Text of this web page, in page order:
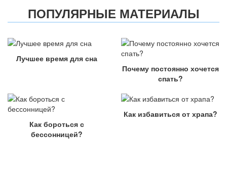
ПОПУЛЯРНЫЕ МАТЕРИАЛЫ
Лучшее время для сна
Почему постоянно хочется
спать?
Как бороться с
бессонницей?
Как избавиться от храпа?